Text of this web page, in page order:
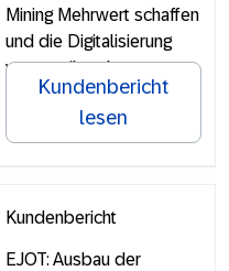
Mining Mehrwert schaffen
und die Digitalisierung
vorantreiben kann
Kundenbericht
lesen
Kundenbericht
EJOT: Ausbau der